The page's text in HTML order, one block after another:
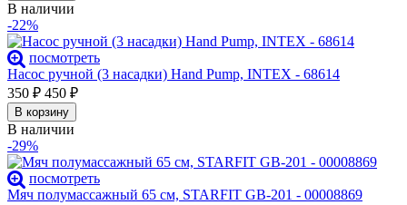
В наличии
-22%
посмотреть
Насос ручной (3 насадки) Hand Pump, INTEX - 68614
350 ₽ 450 ₽
В корзину
В наличии
-29%
посмотреть
Мяч полумассажный 65 см, STARFIT GB-201 - 00008869